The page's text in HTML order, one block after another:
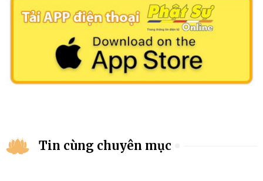
Tin cùng chuyên mục